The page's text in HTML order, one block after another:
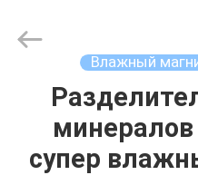
ДОМ
ПРОДУКТЫ
Влажный
супер